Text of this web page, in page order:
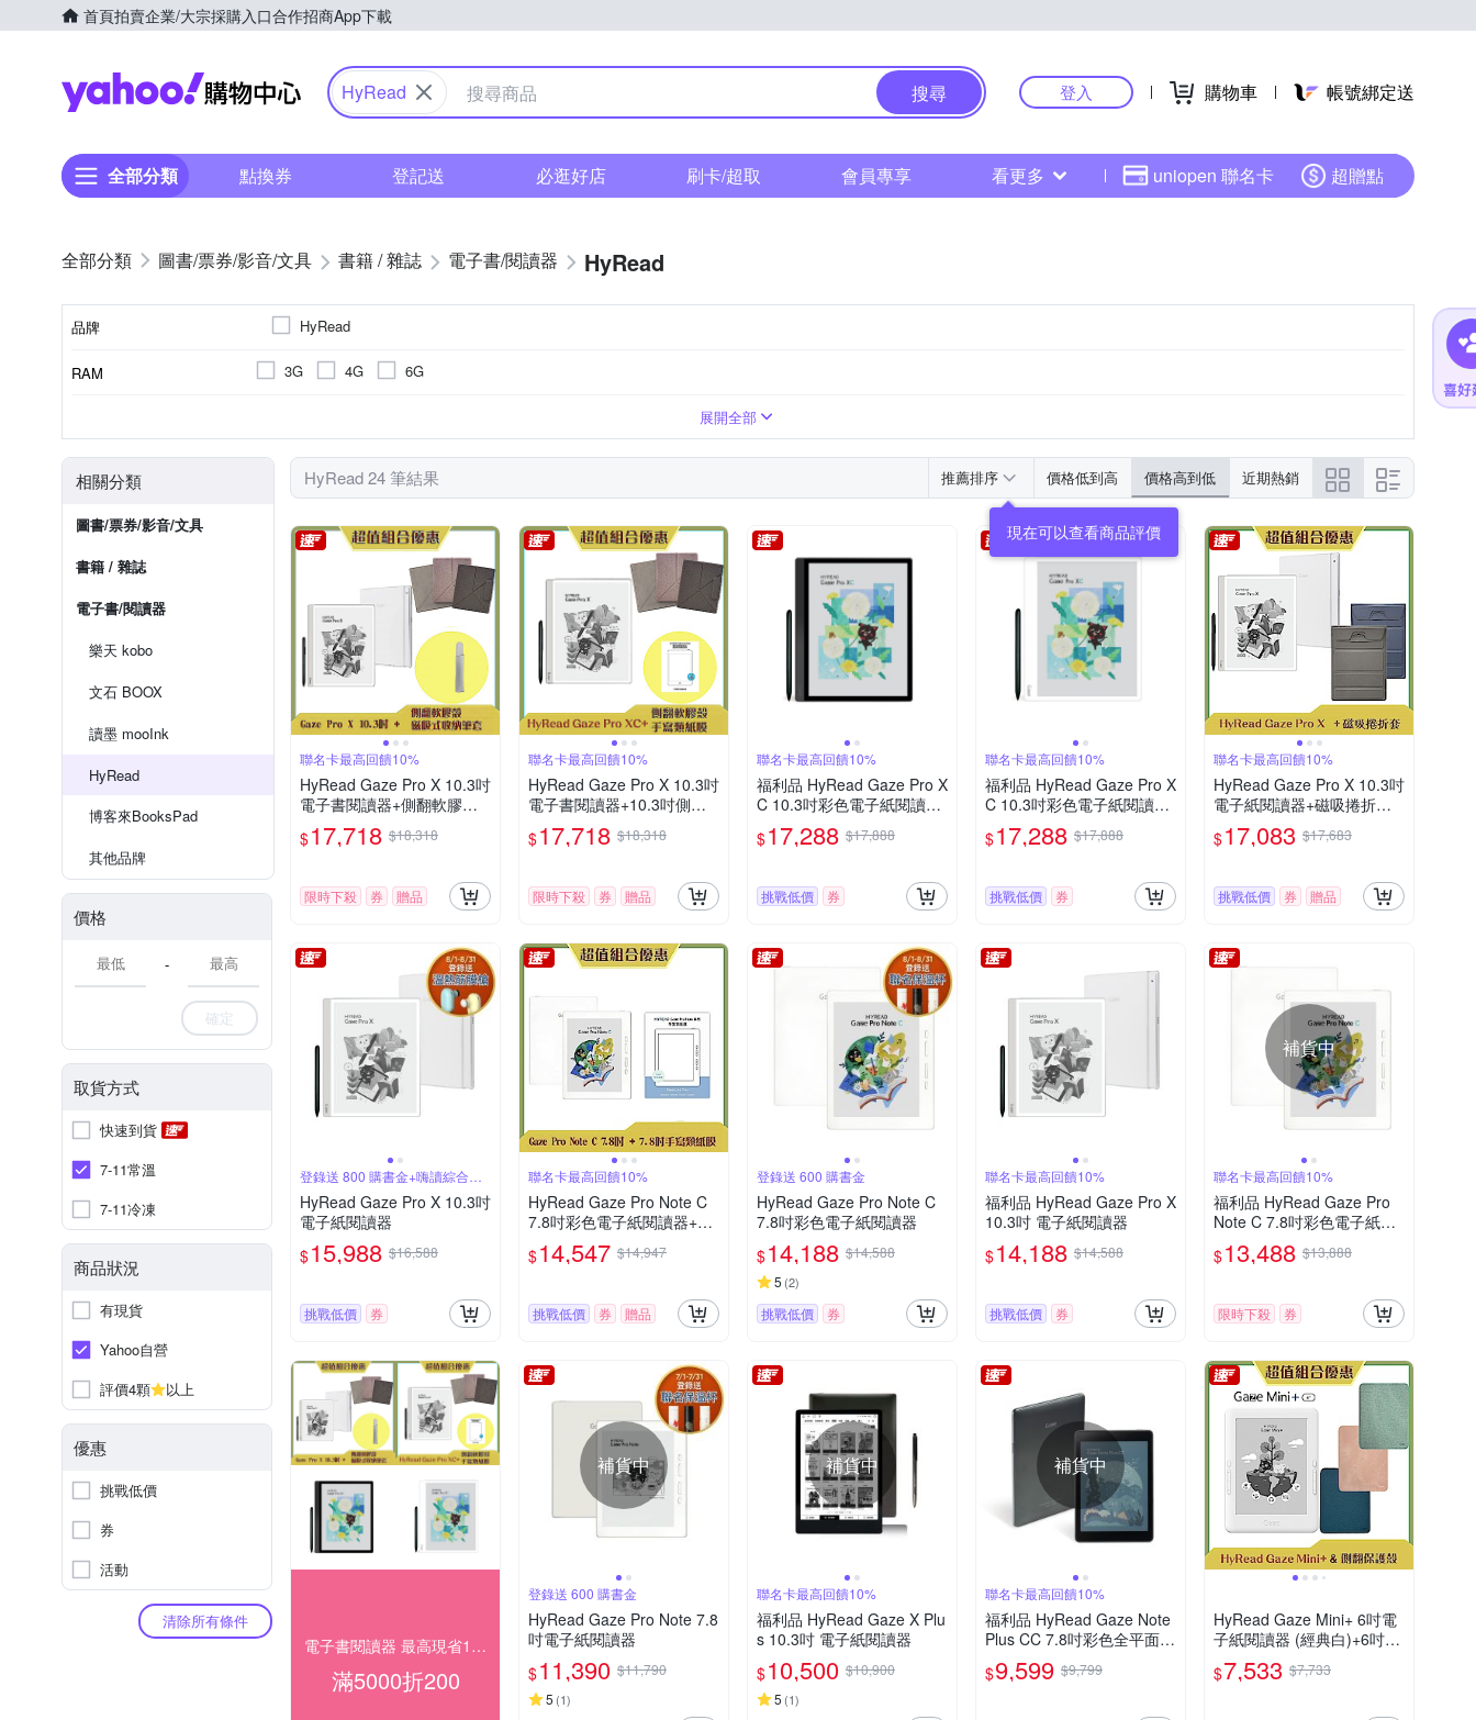
首頁拍賣企業/大宗採購入口合作招商App下載
Yahoo購物中心
HyRead 搜尋 登入 購物車 帳號綁定送
全部分類 點換券 登記送 必逛好店 刷卡/超取 會員專享 看更多 uniopen 聯名卡 超贈點
圖書/票券/影音/文具 書籍 / 雜誌 電子書/閱讀器 HyRead
品牌 HyRead
RAM 3G 4G 6G
2480 x 1860 (300ppi) 1240 x 930 (150dpi)
4300mAh
展開全部
相關分類
圖書/票券/影音/文具
書籍 / 雜誌
電子書/閱讀器
樂天 kobo
文石 BOOX
讀墨 mooInk
HyRead
博客來BooksPad
其他品牌
價格
-
確定
取貨方式
快速到貨
7-11常溫
7-11冷凍
商品狀況
有現貨
Yahoo自營
評價4顆
以上
優惠
挑戰低價
券
活動
清除所有條件
HyRead 24 筆結果 推薦排序 價格低到高 價格高到低 近期熱銷
現在可以查看商品評價
聯名卡最高回饋10%
HyRead Gaze Pro X 10.3吋
電子書閱讀器+側翻軟膠殼
(3色任選)+磁吸筆套 (組合)
$17,718 $18,318
限時下殺 券 贈品
聯名卡最高回饋10%
HyRead Gaze Pro X 10.3吋
電子書閱讀器+10.3吋側翻
軟膠殼+手寫類紙膜 (組合)
$17,718 $18,318
限時下殺 券 贈品
聯名卡最高回饋10%
福利品 HyRead Gaze Pro X
C 10.3吋彩色電子紙閱讀器-
沉穩黑
$17,288 $17,888
挑戰低價 券
聯名卡最高回饋10%
福利品 HyRead Gaze Pro X
C 10.3吋彩色電子紙閱讀器-
純淨白
$17,288 $17,888
挑戰低價 券
聯名卡最高回饋10%
HyRead Gaze Pro X 10.3吋
電子紙閱讀器+磁吸捲折套
(組合)
$17,083 $17,683
挑戰低價 券 贈品
登錄送 800 購書金+嗨讀綜合包
30天
HyRead Gaze Pro X 10.3吋
電子紙閱讀器
$15,988 $16,588
挑戰低價 券
聯名卡最高回饋10%
HyRead Gaze Pro Note C
7.8吋彩色電子紙閱讀器+7.8
吋手寫類紙膜 (組合)
$14,547 $14,947
挑戰低價 券 贈品
登錄送 600 購書金
HyRead Gaze Pro Note C
7.8吋彩色電子紙閱讀器
$14,188 $14,588
5 (2)
挑戰低價 券
聯名卡最高回饋10%
福利品 HyRead Gaze Pro X
10.3吋 電子紙閱讀器
$14,188 $14,588
挑戰低價 券
補貨中
聯名卡最高回饋10%
福利品 HyRead Gaze Pro
Note C 7.8吋彩色電子紙閱
讀器
$13,488 $13,888
限時下殺 券
電子書閱讀器 最高現省1000
滿5000折200
補貨中
登錄送 600 購書金
HyRead Gaze Pro Note 7.8
吋電子紙閱讀器
$11,390 $11,790
5 (1)
補貨中
聯名卡最高回饋10%
福利品 HyRead Gaze X Plu
s 10.3吋 電子紙閱讀器
$10,500 $10,900
5 (1)
補貨中
聯名卡最高回饋10%
福利品 HyRead Gaze Note
Plus CC 7.8吋彩色全平面電
子紙閱讀器
$9,599 $9,799
HyRead Gaze Mini+ 6吋電
子紙閱讀器 (經典白)+6吋側
翻保護殼
$7,533 $7,733